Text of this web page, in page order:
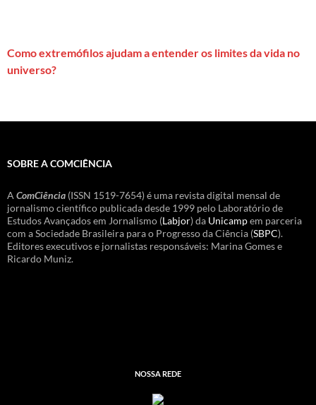
Como extremófilos ajudam a entender os limites da vida no
universo?
SOBRE A COMCIÊNCIA
A ComCiência (ISSN 1519-7654) é uma revista digital mensal de
jornalismo científico publicada desde 1999 pelo Laboratório de
Estudos Avançados em Jornalismo (Labjor) da Unicampem parceria
com a Sociedade Brasileira para o Progresso da Ciência (SBPC).
Editores executivos e jornalistas responsáveis: Marina Gomes e
Ricardo Muniz.
NOSSA REDE